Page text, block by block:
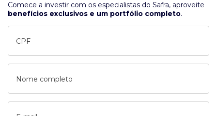
Comece a investir com os especialistas do Safra, aproveite
benefícios exclusivos e um portfólio completo.
CPF
Nome completo